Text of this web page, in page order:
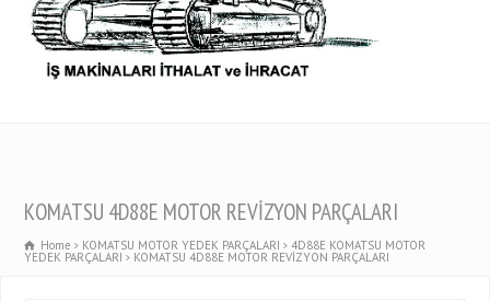
KOMATSU 4D88E MOTOR REVİZYON PARÇALARI
Home KOMATSU MOTOR YEDEK PARÇALARI 4D88E KOMATSU MOTOR
YEDEK PARÇALARI KOMATSU 4D88E MOTOR REVİZYON PARÇALARI